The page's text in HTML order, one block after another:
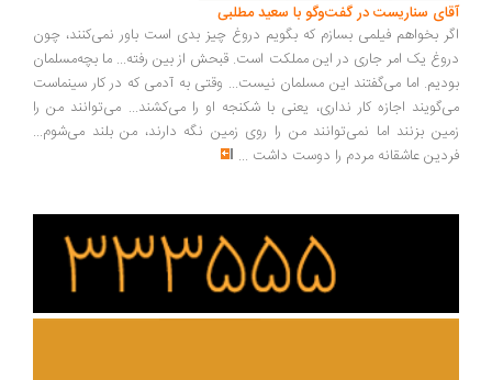
سناریست در گفت‌وگو با سعید مطلبی
بخواهم فیلمی بسازم که بگویم دروغ چیز بدی است باور نمی‌کنند، چون
یک امر جاری در این مملکت است. قبحش از بین رفته... ما بچه‌مسلمان
اما می‌گفتند این مسلمان نیست... وقتی به آدمی که در کار سینماست
اجازه کار نداری، یعنی با شکنجه او را می‌کشند... می‌توانند من را
بزنند اما نمی‌توانند من را روی زمین نگه دارند، من بلند می‌شوم...
عاشقانه مردم را دوست داشت ...